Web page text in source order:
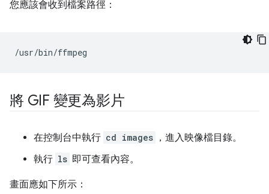
您應該會收到檔案路徑：
將 GIF 變更為影片
在控制台中執行 cd images ，進入映像檔目錄。
執行 ls 即可查看內容。
畫面應如下所示：